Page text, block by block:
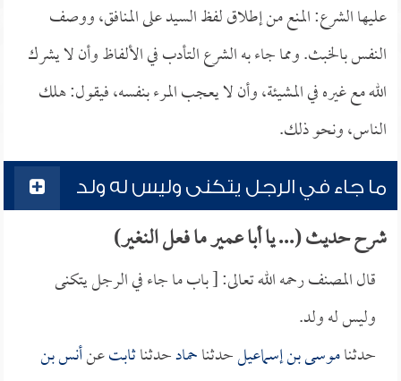
عليها الشرع: المنع من إطلاق لفظ السيد على المنافق، ووصف
النفس بالخبث. ومما جاء به الشرع التأدب في الألفاظ وأن لا يشرك
الله مع غيره في المشيئة، وأن لا يعجب المرء بنفسه، فيقول: هلك
الناس، ونحو ذلك.
ما جاء في الرجل يتكنى وليس له ولد
شرح حديث (... يا أبا عمير ما فعل النغير)
قال المصنف رحمه الله تعالى: [ باب ما جاء في الرجل يتكنى
وليس له ولد.
حدثناموسى بن إسماعيلحدثناحمادحدثناثابتعنأنس بن